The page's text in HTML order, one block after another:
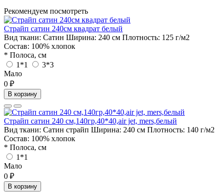
Рекомендуем посмотреть
Страйп сатин 240см квадрат белый
Вид ткани: Сатин Ширина: 240 см Плотность: 125 г/м2
Состав: 100% хлопок
* Полоса, см
1*1
3*3
Мало
0 ₽
В корзину
Страйп сатин 240 см,140гр,40*40,air jet, mers,белый
Вид ткани: Сатин страйп Ширина: 240 см Плотность: 140 г/м2
Состав: 100% хлопок
* Полоса, см
1*1
Мало
0 ₽
В корзину